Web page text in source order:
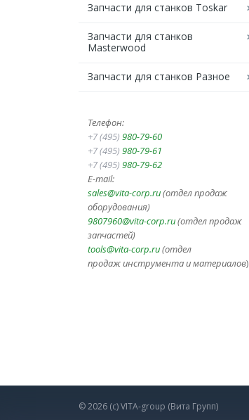
Запчасти для станков Toskar
Запчасти для станков
Masterwood
Запчасти для станков Разное
Телефон:
+7 (495) 980-79-60
+7 (495) 980-79-61
+7 (495) 980-79-62
E-mail:
sales@vita-corp.ru(отдел продаж
оборудования)
9807960@vita-corp.ru(отдел продаж
запчастей)
tools@vita-corp.ru(отдел
продаж инструмента иматериалов)
© 2026 (c) VITA-group (Вита Групп)